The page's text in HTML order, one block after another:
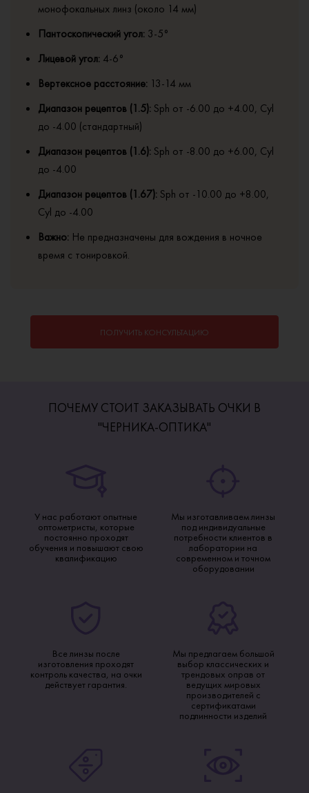
монофокальных линз (около 14 мм)
Пантоскопический угол: 3-5°
Лицевой угол: 4-6°
Вертексное расстояние: 13-14 мм
Диапазон рецептов (1.5):Sph от -6.00 до +4.00, Cyl
до -4.00 (стандартный)
Диапазон рецептов (1.6):Sph от -8.00 до +6.00, Cyl
до -4.00
Диапазон рецептов (1.67):Sph от -10.00 до +8.00,
Cyl до -4.00
Важно: Не предназначены для вождения в ночное
время с тонировкой.
ПОЛУЧИТЬ КОНСУЛЬТАЦИЮ
ПОЧЕМУ СТОИТ ЗАКАЗЫВАТЬ ОЧКИ В
"ЧЕРНИКА-ОПТИКА"
У нас работают опытные
оптометристы, которые
постоянно проходят
обучения и повышают свою
квалификацию
Мы изготавливаем линзы
под индивидуальные
потребности клиентов в
лаборатории на
современном и точном
оборудовании
Все линзы после
изготовления проходят
контроль качества, на очки
действует гарантия.
Мы предлагаем большой
выбор классических и
трендовых оправ от
ведущих мировых
производителей с
сертификатами
подлинности изделий